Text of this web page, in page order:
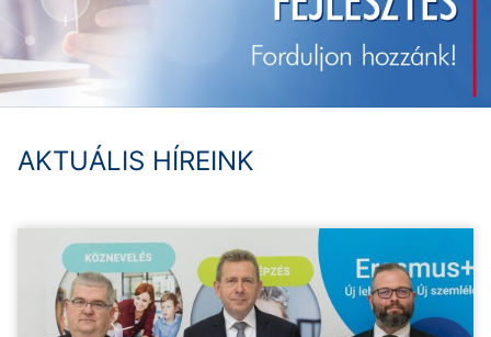
AKTUÁLIS HÍREINK